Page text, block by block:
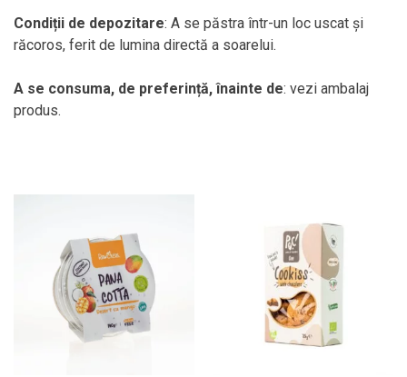
Condiții de depozitare: A se păstra într-un loc uscat și
răcoros, ferit de lumina directă a soarelui.
A se consuma, de preferință, înainte de: vezi ambalaj
produs.